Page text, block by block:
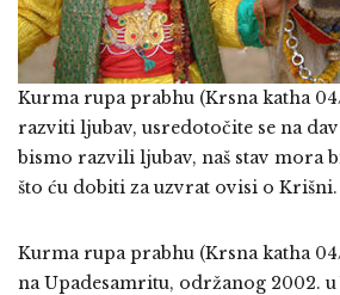
Kurma rupa prabhu (Krsna katha
razviti ljubav, usredotočite se na
bismo razvili ljubav, naš stav mora
što ću dobiti za uzvrat ovisi o Krišni.
Kurma rupa prabhu (Krsna katha
na Upadesamritu, održanog 2002.